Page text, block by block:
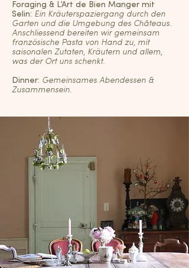
Foraging & L’Art de Bien Manger mit
Selin: Ein Kräuterspaziergang durch den
Garten und die Umgebung des Châteaus.
Anschliessend bereiten wir gemeinsam
französische Pasta von Hand zu, mit
saisonalen Zutaten, Kräutern und allem,
was der Ort uns schenkt.
Dinner: Gemeinsames Abendessen &
Zusammensein.